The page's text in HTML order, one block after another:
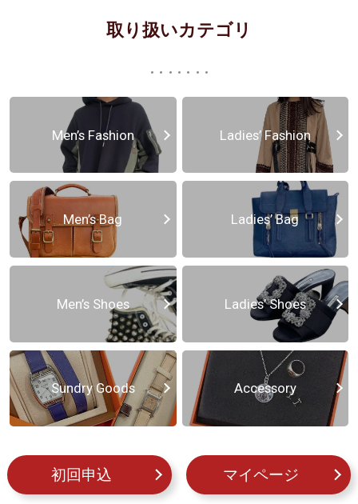
取り扱いカテゴリ
Men’s Fashion Ladies’ Fashion
Men’s Bag Ladies’ Bag
Men’s Shoes Ladies’ Shoes
Sundry Goods Accessory
初回申込 マイページ